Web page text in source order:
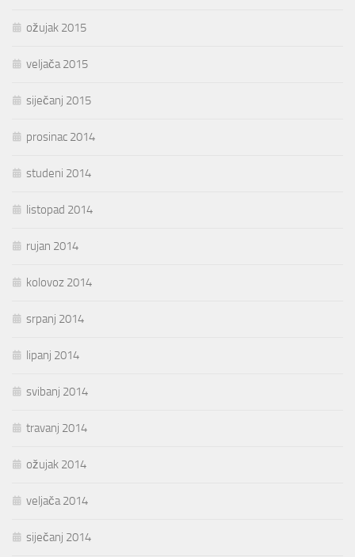
ožujak 2015
veljača 2015
siječanj 2015
prosinac 2014
studeni 2014
listopad 2014
rujan 2014
kolovoz 2014
srpanj 2014
lipanj 2014
svibanj 2014
travanj 2014
ožujak 2014
veljača 2014
siječanj 2014